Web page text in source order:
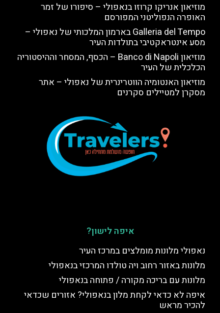
מוזיאון אנריקו קרוזו בנאפולי – סיפורו של זמר
האופרה הנפוליטני המפורסם
Galleria del Tempo בארמון המלכותי של נאפולי –
מסע אינטראקטיבי בתולדות העיר
מוזיאון Banco di Napoli – הכסף, המסחר וההיסטוריה
הכלכלית של העיר
מוזיאון האנטומיה הווטרינרית של נאפולי – אתר
מסקרן למטיילים סקרנים
איפה לישון?
נאפולי מלונות מומלצים במרכז העיר
מלונות באזור רחוב ויה טולדו המרכזי בנאפולי
מלונות עם בריכה מקורה / פתוחה בנאפולי
איפה לא כדאי לקחת מלון בנאפולי? אזורים שכדאי
להכיר מראש